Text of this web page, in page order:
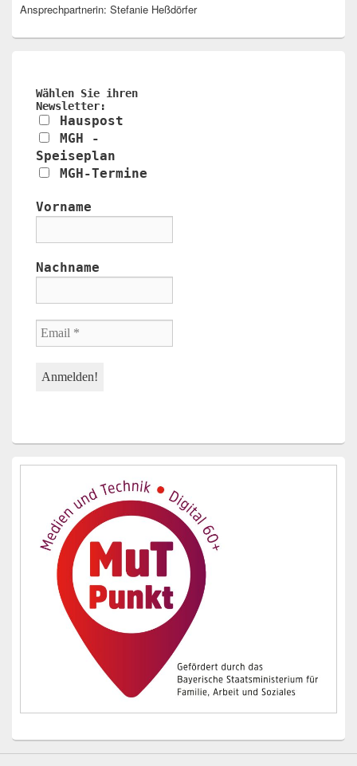
Ansprechpartnerin: Stefanie Heßdörfer
Wählen Sie ihren
Newsletter:
Hauspost
MGH -
Speiseplan
MGH-Termine
Vorname
Nachname